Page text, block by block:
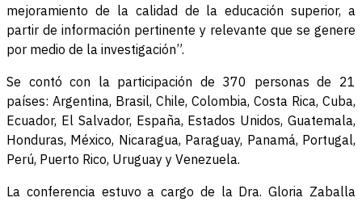
mejoramiento de la calidad de la educación superior, a
partir de información pertinente y relevante que se genere
por medio de la investigación”.
Se contó con la participación de 370 personas de 21
países: Argentina, Brasil, Chile, Colombia, Costa Rica, Cuba,
Ecuador, El Salvador, España, Estados Unidos, Guatemala,
Honduras, México, Nicaragua, Paraguay, Panamá, Portugal,
Perú, Puerto Rico, Uruguay y Venezuela.
La conferencia estuvo a cargo de la Dra. Gloria Zaballa